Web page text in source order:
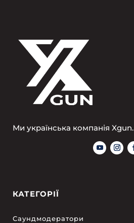
Ми українська компанія Xgun.
КАТЕГОРІЇ
Саундмодератори